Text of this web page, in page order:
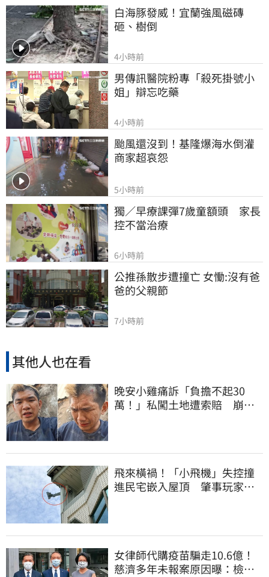
白海豚發威！宜蘭強風磁磚
砸、樹倒
4小時前
男傳訊醫院粉專「殺死掛號小
姐」辯忘吃藥
4小時前
颱風還沒到！基隆爆海水倒灌
商家超哀怨
5小時前
獨／早療課彈7歲童額頭　家長
控不當治療
6小時前
公推孫散步遭撞亡 女慟:沒有爸
爸的父親節
7小時前
其他人也在看
晚安小雞痛訴「負擔不起30
萬！」私闖土地遭索賠 崩
飛來橫禍！「小飛機」失控撞
進民宅嵌入屋頂 肇事玩家疑
女律師代購疫苗騙走10.6億！
慈濟多年未報案原因曝：檢警